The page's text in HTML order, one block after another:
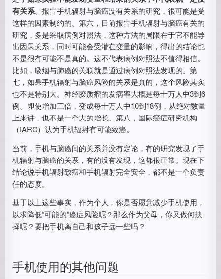
有关系。报告手机辐射与脑癌没有关系的研究，很可能是受
这样的因素制约的。第六，目前报告手机辐射与脑癌有关的
研究，多是采取病例对照法，这种方法的局限在于它不能导
出因果关系，同时可能会受潜在变量的影响，得出的结论也
不是很有可能不是真的。这不代表病例对照法不值得相信。
比如，吸烟与肺癌的关联就是通过病例对照法发现的。第
七，如果手机辐射与脑癌风险的关系是真的，这个风险其实
也不是特别大。神经胶质瘤的发病率大概是每十万人中3到6
例。即使增加三倍，变成每十万人中10到18例，从绝对数量
上来讲，也不是一个大的增长。第八，国际癌症研究机构
（IARC）认为手机辐射有可能致癌。
当前，手机与脑癌间的关系并没有定论，有的研究发现了手
机辐射与脑癌的关系，有的没有发现，这都很正常。现在下
结论说手机辐射致癌和手机辐射完全安全，都不是一个负责
任的态度。
基于以上这些事实，作为个人，你是否愿意减少手机使用，
以求降低“可能的”癌症风险呢？那么作为父母，你又做何抉
择呢？要把手机离自己和孩子远一些吗？
手机使用的其他问题